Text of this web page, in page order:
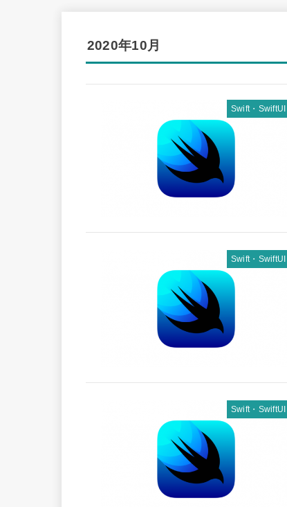
2020年10月
Swift・SwiftUI
Swift・SwiftUI
Swift・SwiftUI